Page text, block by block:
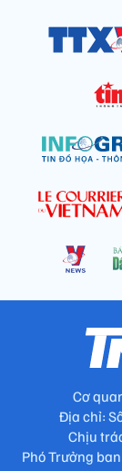
Cơ
Địa chỉ:
Chịu
Phó Trưởng